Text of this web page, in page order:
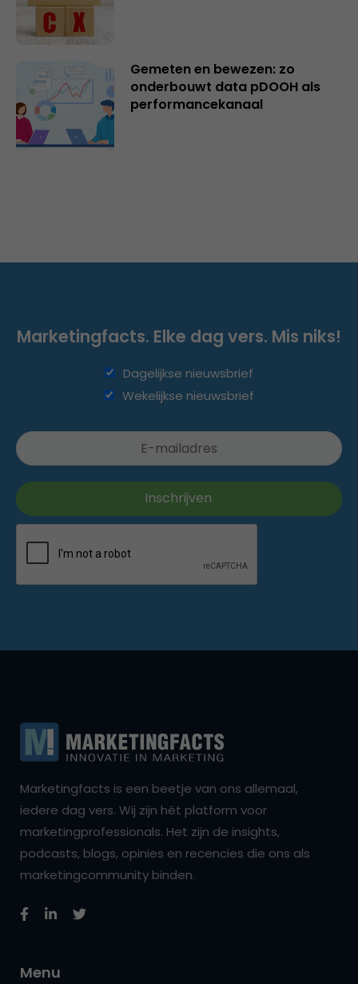
Gemeten en bewezen: zo
onderbouwt data pDOOH als
performancekanaal
Marketingfacts. Elke dag vers. Mis niks!
Dagelijkse nieuwsbrief
Wekelijkse nieuwsbrief
Marketingfacts is een beetje van ons allemaal,
iedere dag vers. Wij zijn hét platform voor
marketingprofessionals. Het zijn de insights,
podcasts, blogs, opinies en recencies die ons als
marketingcommunity binden.
Menu